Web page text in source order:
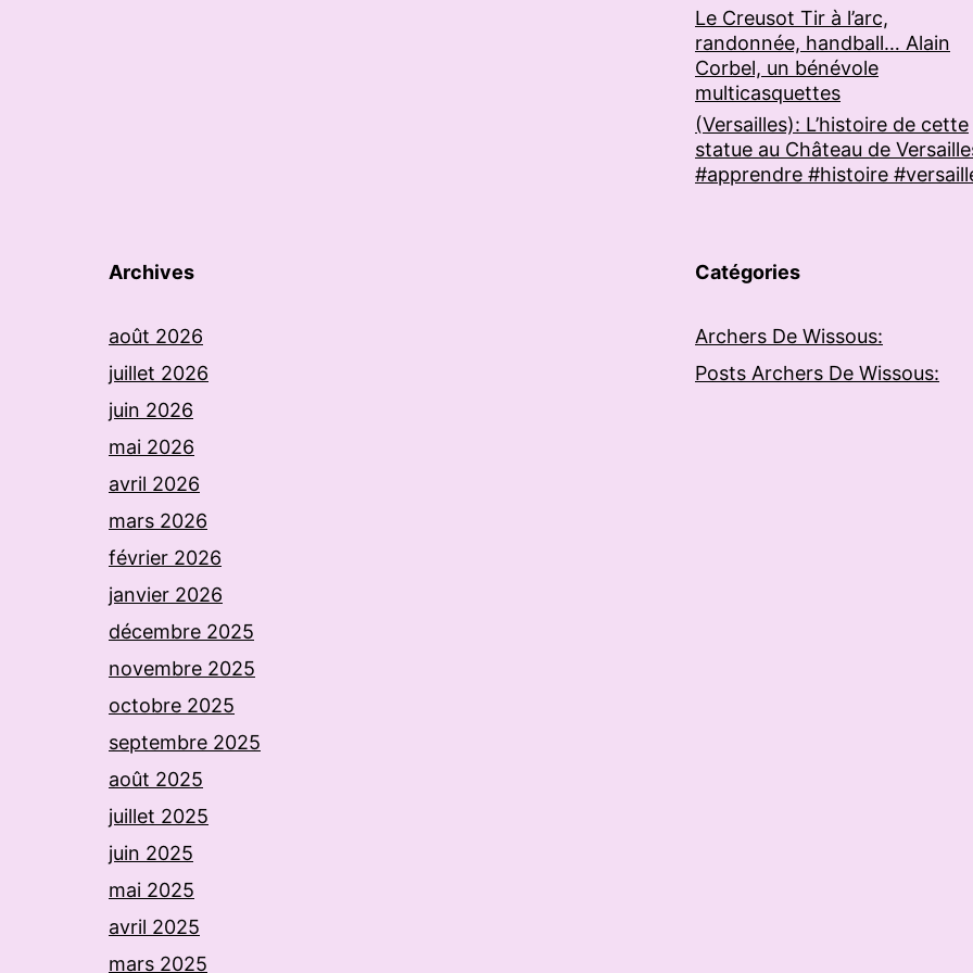
Le Creusot Tir à l’arc,
randonnée, handball… Alain
Corbel, un bénévole
multicasquettes
(Versailles): L’histoire de cette
statue au Château de
#apprendre #histoire
Archives
août 2026
juillet 2026
juin 2026
mai 2026
avril 2026
mars 2026
février 2026
janvier 2026
décembre 2025
novembre 2025
octobre 2025
septembre 2025
août 2025
juillet 2025
juin 2025
mai 2025
avril 2025
mars 2025
Catégories
Archers De Wissous:
Posts Archers De Wissous: